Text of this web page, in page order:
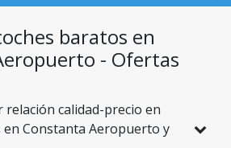
25 vehículos activos
en Rumanía, de 2 empresas
baratos en
- Ofertas
relación calidad-precio en
en Constanta Aeropuerto y